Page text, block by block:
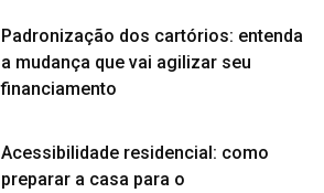
Padronização dos cartórios: entenda
a mudança que vai agilizar seu
financiamento
Acessibilidade residencial: como
preparar a casa para o